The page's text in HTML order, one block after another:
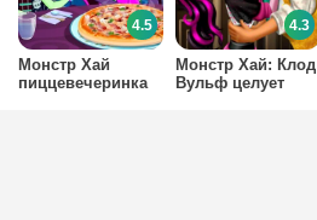
Монстр Хай
пиццевечеринка
4.5
Монстр Хай: Клод
Вульф целует
4.3